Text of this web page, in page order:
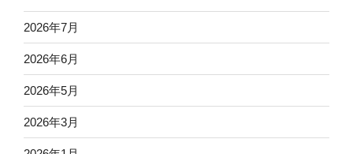
2026年7月
2026年6月
2026年5月
2026年3月